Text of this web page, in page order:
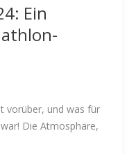
Ein
vorüber, und was für
Die Atmosphäre,